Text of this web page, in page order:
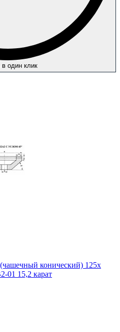
в один клик
конический) 125х
01 15,2 карат